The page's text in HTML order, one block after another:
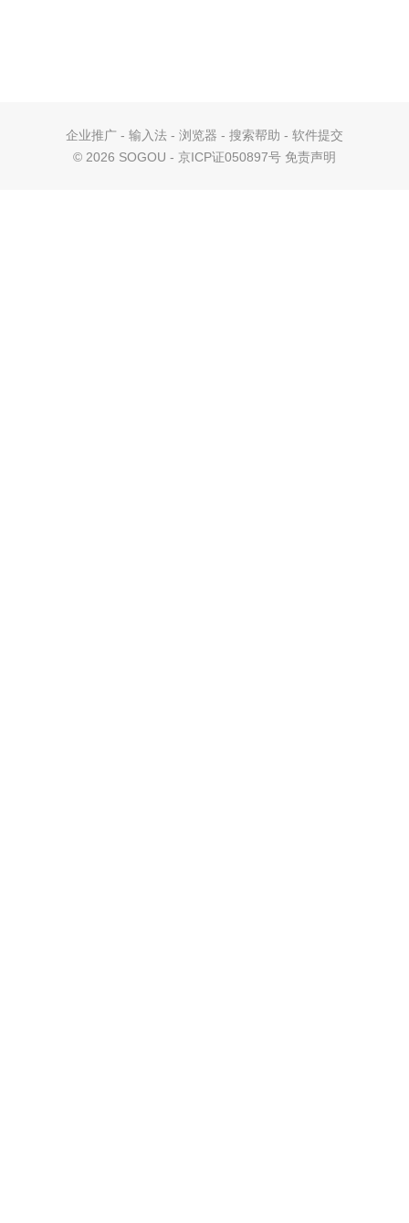
企业推广 - 输入法 - 浏览器 - 搜索帮助 - 软件提交
© 2026 SOGOU - 京ICP证050897号 免责声明